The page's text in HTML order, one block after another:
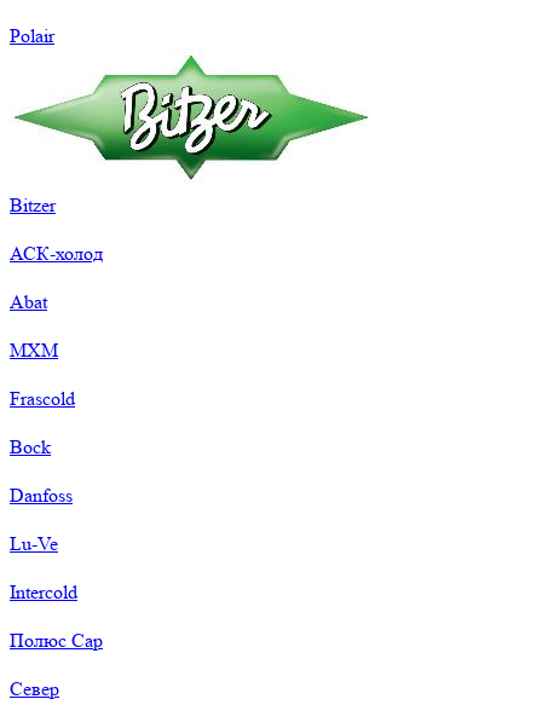
Polair
Bitzer
АСК-холод
Abat
МХМ
Frascold
Bock
Danfoss
Lu-Ve
Intercold
Полюс Сар
Север